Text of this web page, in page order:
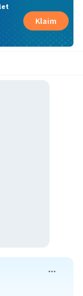
Klaim